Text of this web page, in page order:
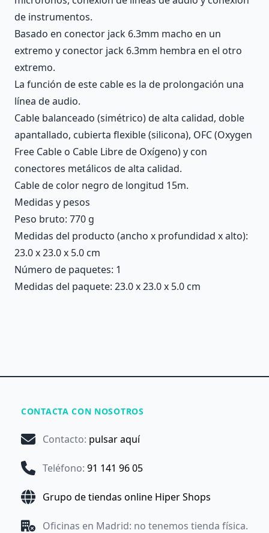
de instrumentos.
Basado en conector jack 6.3mm macho en un
extremo y conector jack 6.3mm hembra en el otro
extremo.
La función de este cable es la de prolongación una
línea de audio.
Cable balanceado (simétrico) de alta calidad, doble
apantallado, cubierta flexible (silicona), OFC (Oxygen
Free Cable o Cable Libre de Oxígeno) y con
conectores metálicos de alta calidad.
Cable de color negro de longitud 15m.
Medidas y pesos
Peso bruto: 770 g
Medidas del producto (ancho x profundidad x alto):
23.0 x 23.0 x 5.0 cm
Número de paquetes: 1
Medidas del paquete: 23.0 x 23.0 x 5.0 cm
CONTACTA CON NOSOTROS
Contacto: pulsar aquí
Teléfono: 91 141 96 05
Grupo de tiendas online Hiper Shops
Oficinas en Madrid: no tenemos tienda física.